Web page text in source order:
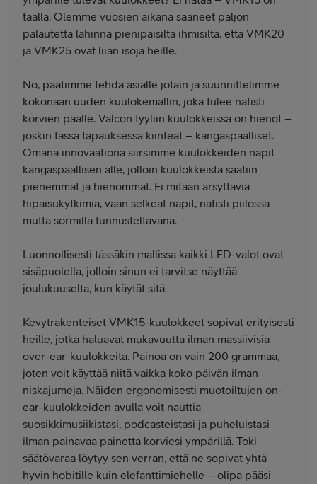
täällä. Olemme vuosien aikana saaneet paljon
palautetta lähinnä pienipäisiltä ihmisiltä, että VMK20
ja VMK25 ovat liian isoja heille.
No, päätimme tehdä asialle jotain ja suunnittelimme
kokonaan uuden kuulokemallin, joka tulee nätisti
korvien päälle. Valcon tyyliin kuulokkeissa on hienot –
joskin tässä tapauksessa kiinteät – kangaspäälliset.
Omana innovaationa siirsimme kuulokkeiden napit
kangaspäällisen alle, jolloin kuulokkeista saatiin
pienemmät ja hienommat. Ei mitään ärsyttäviä
hipaisukytkimiä, vaan selkeät napit, nätisti piilossa
mutta sormilla tunnusteltavana.
Luonnollisesti tässäkin mallissa kaikki LED-valot ovat
sisäpuolella, jolloin sinun ei tarvitse näyttää
joulukuuselta, kun käytät sitä.
Kevytrakenteiset VMK15-kuulokkeet sopivat erityisesti
heille, jotka haluavat mukavuutta ilman massiivisia
over-ear-kuulokkeita. Painoa on vain 200 grammaa,
joten voit käyttää niitä vaikka koko päivän ilman
niskajumeja. Näiden ergonomisesti muotoiltujen on-
ear-kuulokkeiden avulla voit nauttia
suosikkimusiikistasi, podcasteistasi ja puheluistasi
ilman painavaa painetta korviesi ympärillä. Toki
säätövaraa löytyy sen verran, että ne sopivat yhtä
hyvin hobitille kuin elefanttimiehelle – olipa pääsi